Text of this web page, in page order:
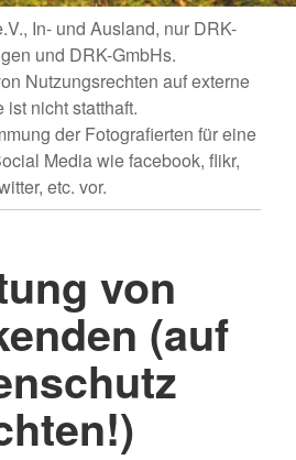
In- und Ausland, nur DRK-
und DRK-GmbHs.
Nutzungsrechten auf externe
ist nicht statthaft.
der Fotografierten für eine
Media wie facebook, flikr,
etc. vor.
von
(auf